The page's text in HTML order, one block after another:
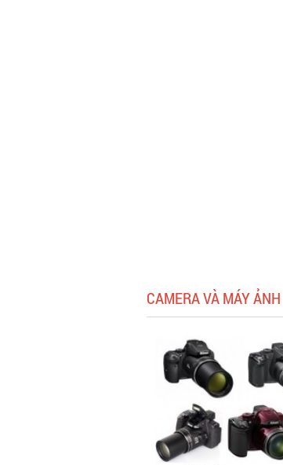
CAMERA VÀ MÁY ẢNH